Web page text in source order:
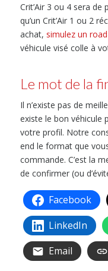
Crit’Air 3 ou 4 sera de
qu’un Crit’Air 1 ou 2
achat, simulez un
véhicule visé colle à
Le mot de la
Il n’existe pas de
existe le bon véhicule
votre profil. Notre
end le format que
commande. C’est la
de confirmer (ou
Facebook
LinkedIn
Email